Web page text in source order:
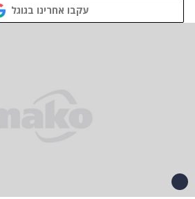
עקבו אחרינו בגוגל